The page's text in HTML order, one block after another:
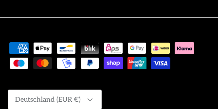
Deutschland (EUR €)